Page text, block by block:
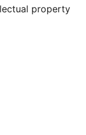
property